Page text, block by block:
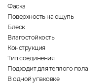
Фаска
Поверхность на ощупь
Блеск
Влагостойкость
Конструкция
Тип соединения
Подходит для теплого пола
В одной упаковке